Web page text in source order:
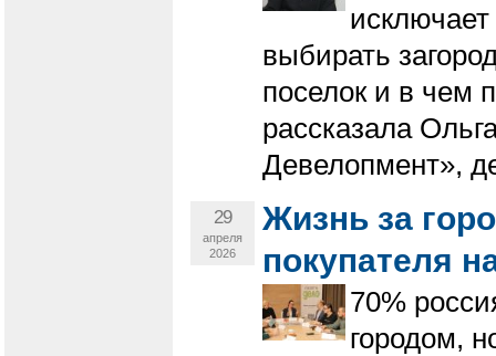
выбирать
поселок и в чем
рассказала
Девелопмент»,
29
апреля
2026
Жизнь за
покупателя
70%
городом,